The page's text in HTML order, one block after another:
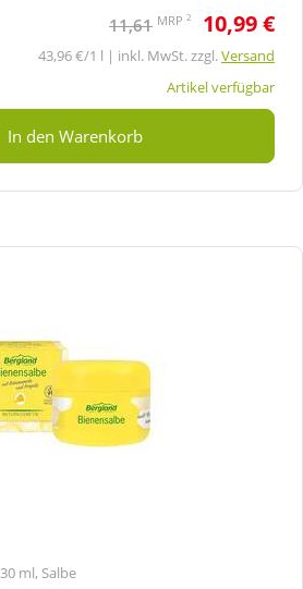
11,61 MRP 2 10,99 €
43,96 €/1 l | inkl. MwSt. zzgl.Versand
Artikel verfügbar
In den Warenkorb
30 ml, Salbe